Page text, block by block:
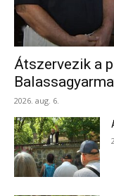
Átszervezik a
2026. aug. 6.